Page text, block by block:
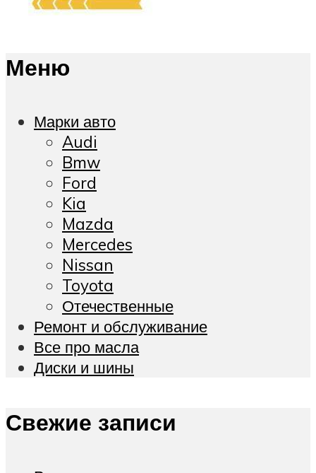
Меню
Марки авто
Audi
Bmw
Ford
Kia
Mazda
Mercedes
Nissan
Toyota
Отечественные
Ремонт и обслуживание
Все про масла
Диски и шины
Свежие записи